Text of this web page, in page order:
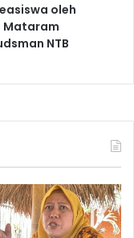
oleh
Mataram
NTB